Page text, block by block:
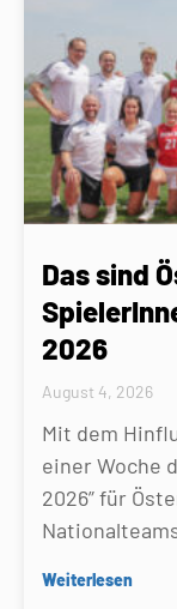
Das sind
2026
August 4, 2026
Mit dem
einer Woche
2026” für
Weiterlesen